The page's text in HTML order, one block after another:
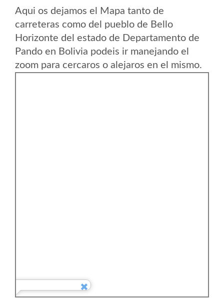
Aqui os dejamos el Mapa tanto de
carreteras como del pueblo de Bello
Horizonte del estado de Departamento de
Pando en Bolivia podeis ir manejando el
zoom para cercaros o alejaros en el mismo.